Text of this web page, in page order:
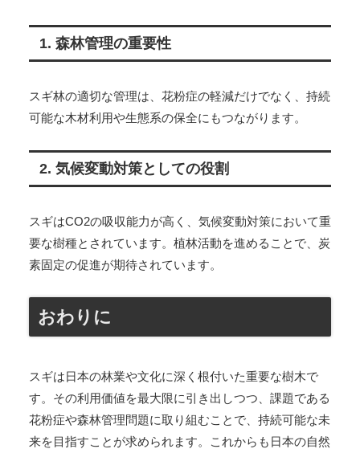
1. 森林管理の重要性
スギ林の適切な管理は、花粉症の軽減だけでなく、持続
可能な木材利用や生態系の保全にもつながります。
2. 気候変動対策としての役割
スギはCO2の吸収能力が高く、気候変動対策において重
要な樹種とされています。植林活動を進めることで、炭
素固定の促進が期待されています。
おわりに
スギは日本の林業や文化に深く根付いた重要な樹木で
す。その利用価値を最大限に引き出しつつ、課題である
花粉症や森林管理問題に取り組むことで、持続可能な未
来を目指すことが求められます。これからも日本の自然